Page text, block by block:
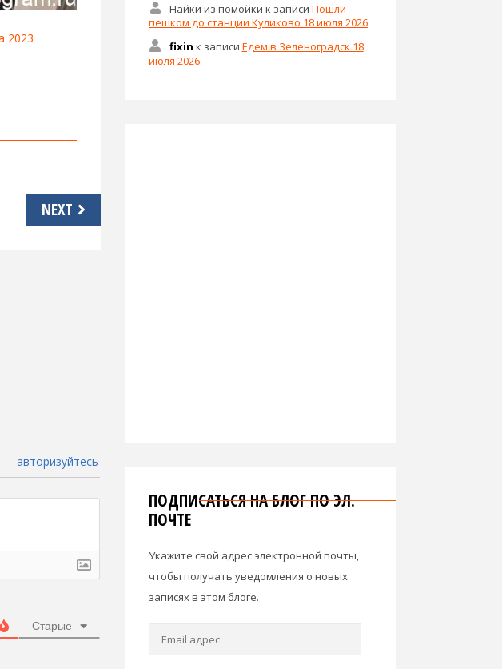
2023
NEXT
авторизуйтесь
Старые
Найки из помойки к записи Пошли
пешком до станции Куликово 18 июля 2026
fixin к записи Едем в Зеленоградск 18
июля 2026
ПОДПИСАТЬСЯ НА БЛОГ ПО ЭЛ.
ПОЧТЕ
Укажите свой адрес электронной почты,
чтобы получать уведомления о новых
записях в этом блоге.
Email